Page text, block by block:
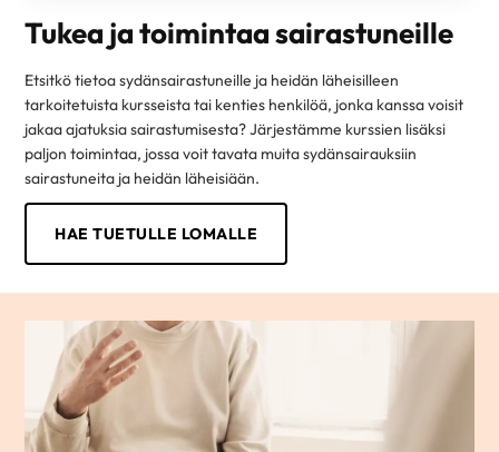
Tukea ja toimintaa sairastuneille
Etsitkö tietoa sydänsairastuneille ja heidän läheisilleen
tarkoitetuista kursseista tai kenties henkilöä, jonka kanssa voisit
jakaa ajatuksia sairastumisesta? Järjestämme kurssien lisäksi
paljon toimintaa, jossa voit tavata muita sydänsairauksiin
sairastuneita ja heidän läheisiään.
HAE TUETULLE LOMALLE